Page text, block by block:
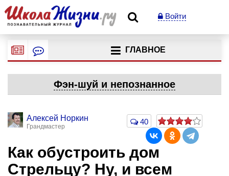
Войти
ГЛАВНОЕ
Фэн-шуй и непознанное
Алексей Норкин
Грандмастер
40
Как обустроить дом
Стрельцу? Ну, и всем